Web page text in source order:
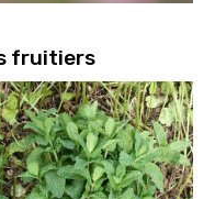
fruitiers